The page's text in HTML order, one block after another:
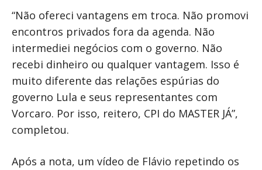
“Não ofereci vantagens em troca. Não promovi
encontros privados fora da agenda. Não
intermediei negócios com o governo. Não
recebi dinheiro ou qualquer vantagem. Isso é
muito diferente das relações espúrias do
governo Lula e seus representantes com
Vorcaro. Por isso, reitero, CPI do MASTER JÁ”,
completou.
Após a nota, um vídeo de Flávio repetindo os